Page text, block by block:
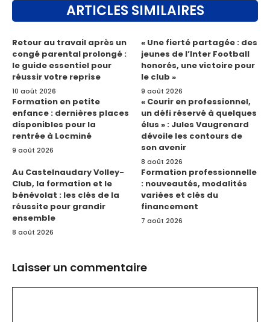
ARTICLES SIMILAIRES
Retour au travail après un
congé parental prolongé :
le guide essentiel pour
réussir votre reprise
10 août 2026
« Une fierté partagée : des
jeunes de l’Inter Football
honorés, une victoire pour
le club »
9 août 2026
Formation en petite
enfance : dernières places
disponibles pour la
rentrée à Locminé
9 août 2026
« Courir en professionnel,
un défi réservé à quelques
élus » : Jules Vaugrenard
dévoile les contours de
son avenir
8 août 2026
Au Castelnaudary Volley-
Club, la formation et le
bénévolat : les clés de la
réussite pour grandir
ensemble
8 août 2026
Formation professionnelle
: nouveautés, modalités
variées et clés du
financement
7 août 2026
Laisser un commentaire